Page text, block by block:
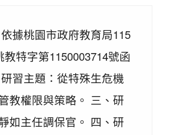
據桃園市政府教育局115
特字第1150003714號函
習主題：從特殊生危機
教權限與策略。 三、研
如主任調保官。 四、研